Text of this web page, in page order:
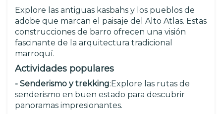
Explore las antiguas kasbahs y los pueblos de
adobe que marcan el paisaje del Alto Atlas. Estas
construcciones de barro ofrecen una visión
fascinante de la arquitectura tradicional
marroquí.
Actividades populares
- Senderismo y trekking:Explore las rutas de
senderismo en buen estado para descubrir
panoramas impresionantes.